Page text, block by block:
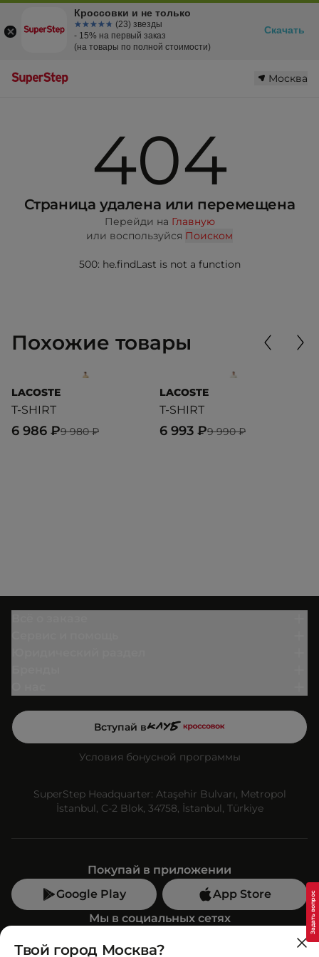
Москва
404
Страница удалена или перемещена
Перейди на Главную
или воспользуйся Поиском
500: he.findLast is not a function
Похожие товары
LACOSTE
T-SHIRT
9 980 ₽
6 986 ₽
LACOSTE
T-SHIRT
9 990 ₽
6 993 ₽
Вступай в
Условия бонусной программы
SuperStep Headquarter: Ataşehir Bulvarı, Metropol
İstanbul, C-2 Blok, 34758, İstanbul, Türkiye
Покупай в приложении
Google Play
App Store
Мы в социальных сетях
Твой город Москва?
Кроссовки и не только
☆☆☆☆☆
★★★★★ (23) звезды
- 15% на первый заказ
(на товары по полной стоимости)
Скачать